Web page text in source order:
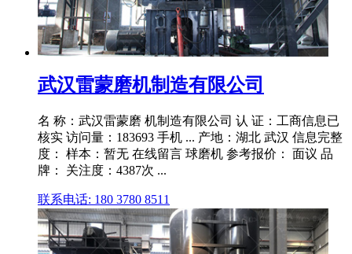
武汉雷蒙磨机制造有限公司
名 称：武汉雷蒙磨 机制造有限公司 认 证：工商信息已
核实 访问量：183693 手机 ... 产地：湖北 武汉 信息完整
度： 样本：暂无 在线留言 球磨机 参考报价： 面议 品
牌： 关注度：4387次 ...
联系电话: 180 3780 8511